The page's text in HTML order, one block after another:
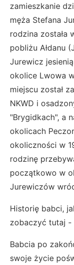
zamieszkanie
męża Stefana
rodzina została
pobliżu Ałdanu
Jurewicz
okolice Lwowa
miejscu został
NKWD i
"Brygidkach", a
okolicach
okoliczności w
rodzinę
początkowo w
Jurewiczów
Historię babci,
zobaczyć tutaj -
Babcia po
swoje życie